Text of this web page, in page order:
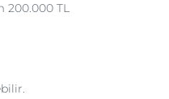
200.000 TL